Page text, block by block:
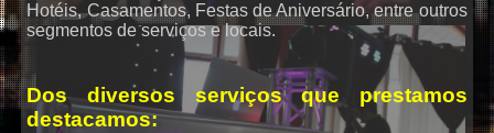
Hotéis, Casamentos, Festas de Aniversário, entre outros
segmentos de serviços e locais.
Dos diversos serviços que prestamos
destacamos: